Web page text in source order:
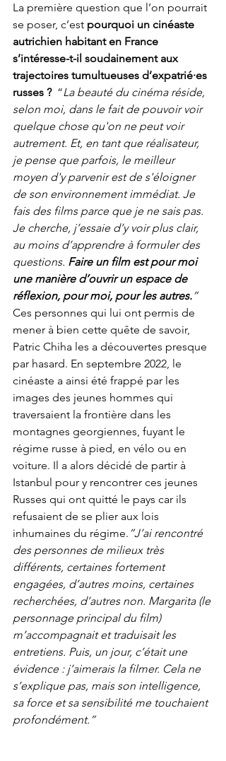
La première question que l’on pourrait
se poser, c’est pourquoi un cinéaste
autrichien habitant en France
s’intéresse-t-il soudainement aux
trajectoires tumultueuses d’expatrié·es
russes ? “La beauté du cinéma réside,
selon moi, dans le fait de pouvoir voir
quelque chose qu'on ne peut voir
autrement. Et, en tant que réalisateur,
je pense que parfois, le meilleur
moyen d'y parvenir est de s'éloigner
de son environnement immédiat. Je
fais des films parce que je ne sais pas.
Je cherche, j’essaie d’y voir plus clair,
au moins d’apprendre à formuler des
questions. Faire un film est pour moi
une manière d’ouvrir un espace de
réflexion, pour moi, pour les autres.”
Ces personnes qui lui ont permis de
mener à bien cette quête de savoir,
Patric Chiha les a découvertes presque
par hasard. En septembre 2022, le
cinéaste a ainsi été frappé par les
images des jeunes hommes qui
traversaient la frontière dans les
montagnes georgiennes, fuyant le
régime russe à pied, en vélo ou en
voiture. Il a alors décidé de partir à
Istanbul pour y rencontrer ces jeunes
Russes qui ont quitté le pays car ils
refusaient de se plier aux lois
inhumaines du régime. ”J’ai rencontré
des personnes de milieux très
différents, certaines fortement
engagées, d’autres moins, certaines
recherchées, d’autres non. Margarita (le
personnage principal du film)
m’accompagnait et traduisait les
entretiens. Puis, un jour, c’était une
évidence : j’aimerais la filmer. Cela ne
s’explique pas, mais son intelligence,
sa force et sa sensibilité me touchaient
profondément.”